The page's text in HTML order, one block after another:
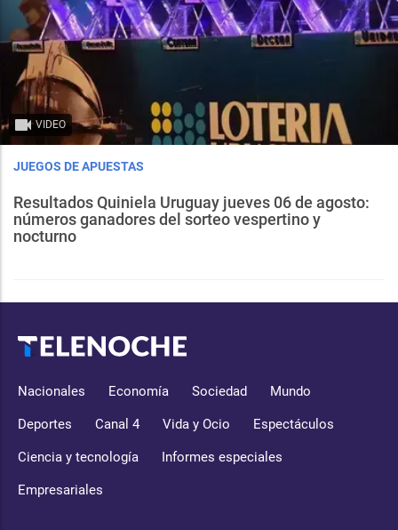
VIDEO
JUEGOS DE APUESTAS
Resultados Quiniela Uruguay jueves 06 de agosto:
números ganadores del sorteo vespertino y
nocturno
Nacionales Economía Sociedad Mundo
Deportes Canal 4 Vida y Ocio Espectáculos
Ciencia y tecnología Informes especiales
Empresariales